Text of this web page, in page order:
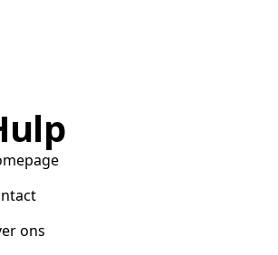
ons